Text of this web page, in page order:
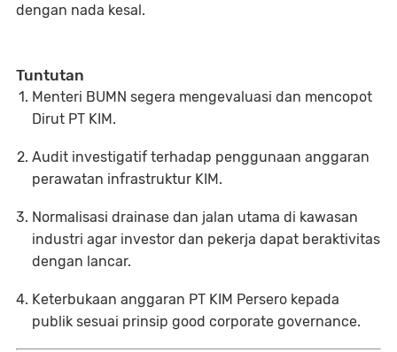
dengan nada kesal.
Tuntutan
Menteri BUMN segera mengevaluasi dan mencopot
Dirut PT KIM.
Audit investigatif terhadap penggunaan anggaran
perawatan infrastruktur KIM.
Normalisasi drainase dan jalan utama di kawasan
industri agar investor dan pekerja dapat beraktivitas
dengan lancar.
Keterbukaan anggaran PT KIM Persero kepada
publik sesuai prinsip good corporate governance.